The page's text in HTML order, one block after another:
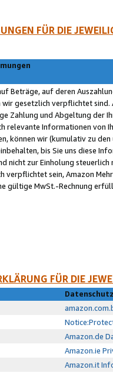
FÜR DIE
Beträge, auf deren
wir gesetzlich verpflichtet
Zahlung und Abgeltung der
relevante Informationen von
können wir (kumulativ zu
bis Sie uns diese
nicht zur Einholung
verpflichtet sein, Amazon
gültige MwSt.-Rechnung
FÜR DIE
Amazon.de
Amazon.ie
Amazon.it